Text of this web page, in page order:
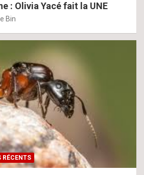
: Olivia Yacé fait la UNE
Bin
RÉCENTS